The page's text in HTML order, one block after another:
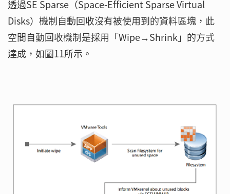
透過SE Sparse（Space-Efficient Sparse Virtual
Disks）機制自動回收沒有被使用到的資料區塊，此
空間自動回收機制是採用「Wipe→Shrink」的方式
達成，如圖11所示。